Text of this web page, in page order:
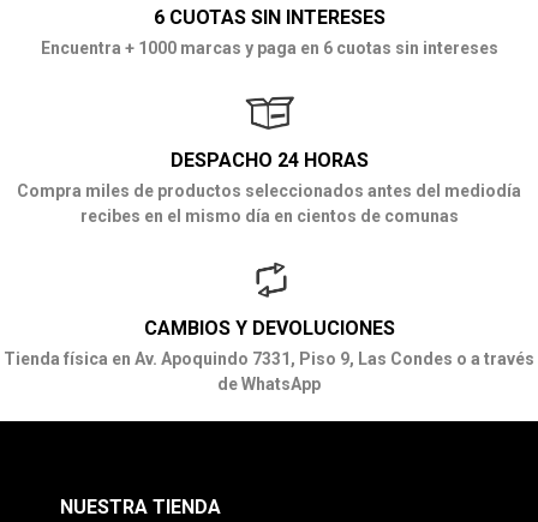
6 CUOTAS SIN INTERESES
Encuentra + 1000 marcas y paga en 6 cuotas sin intereses
DESPACHO 24 HORAS
Compra miles de productos seleccionados antes del mediodía
recibes en el mismo día en cientos de comunas
CAMBIOS Y DEVOLUCIONES
Tienda física en Av. Apoquindo 7331, Piso 9, Las Condes o a través
de WhatsApp
NUESTRA TIENDA